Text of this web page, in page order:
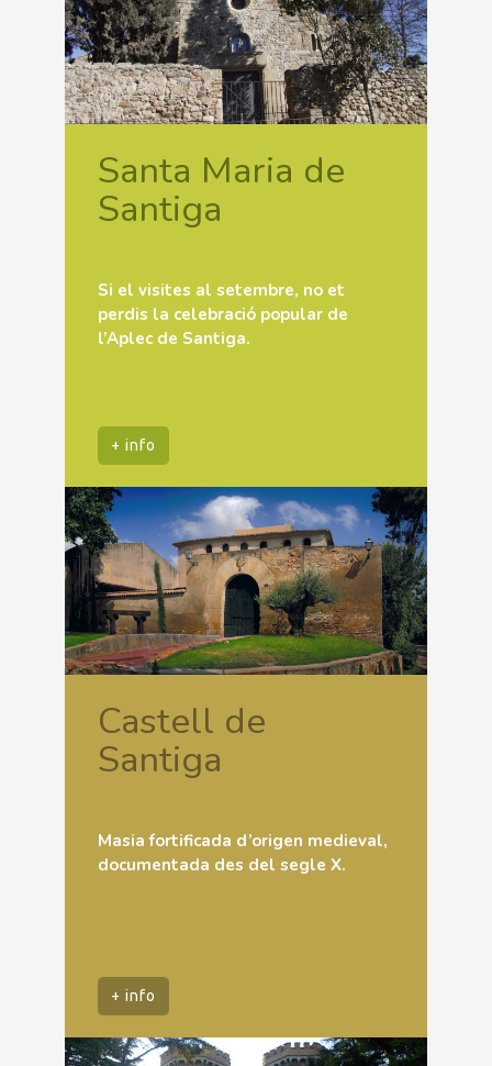
Santa Maria de
Santiga
Si el visites al setembre, no et
perdis la celebració popular de
l’Aplec de Santiga.
+ info
Castell de
Santiga
Masia fortificada d’origen medieval,
documentada des del segle X.
+ info